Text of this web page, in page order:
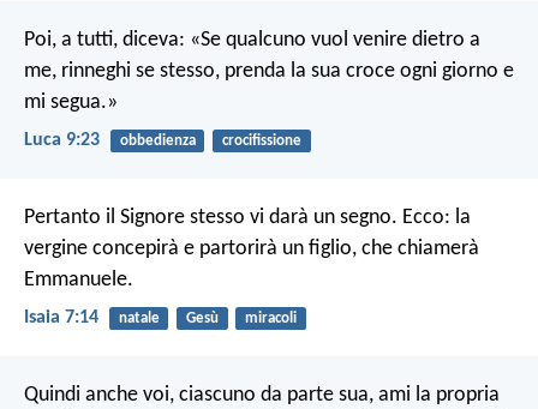
Poi, a tutti, diceva: «Se qualcuno vuol venire dietro a
me, rinneghi se stesso, prenda la sua croce ogni giorno e
mi segua.»
Luca 9:23 obbedienza crocifissione
Pertanto il Signore stesso vi darà un segno. Ecco: la
vergine concepirà e partorirà un figlio, che chiamerà
Emmanuele.
Isaia 7:14 natale Gesù miracoli
Quindi anche voi, ciascuno da parte sua, ami la propria